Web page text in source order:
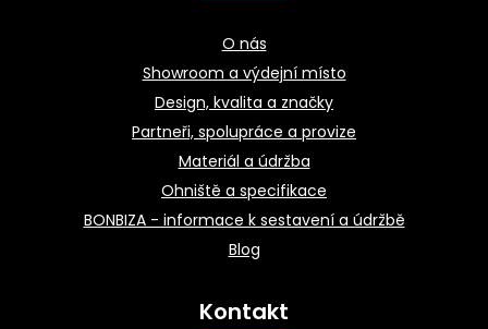
O nás
Showroom a výdejní místo
Design, kvalita a značky
Partneři, spolupráce a provize
Materiál a údržba
Ohniště a specifikace
BONBIZA - informace k sestavení a údržbě
Blog
Kontakt